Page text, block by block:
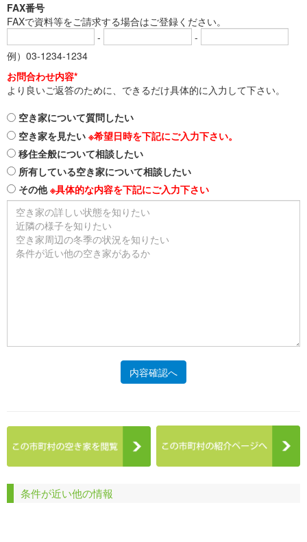
FAX番号
FAXで資料等をご請求する場合はご登録ください。
-
-
例）03-1234-1234
お問合わせ内容*
より良いご返答のために、できるだけ具体的に入力して下さい。
空き家について質問したい
空き家を見たい ※希望日時を下記にご入力下さい。
移住全般について相談したい
所有している空き家について相談したい
その他※具体的な内容を下記にご入力下さい
内容確認へ
条件が近い他の情報